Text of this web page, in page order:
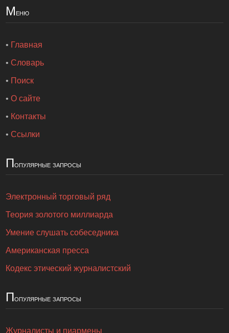
Меню
• Главная
•Словарь
• Поиск
•О сайте
• Контакты
•Ссылки
Популярные запросы
Электронный торговый ряд
Теория золотого миллиарда
Умение слушать собеседника
Американская пресса
Кодекс этический журналистский
Популярные запросы
Журналисты и пиармены